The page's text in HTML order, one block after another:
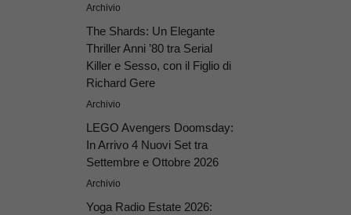
Archivio
The Shards: Un Elegante
Thriller Anni ’80 tra Serial
Killer e Sesso, con il Figlio di
Richard Gere
Archivio
LEGO Avengers Doomsday:
In Arrivo 4 Nuovi Set tra
Settembre e Ottobre 2026
Archivio
Yoga Radio Estate 2026: